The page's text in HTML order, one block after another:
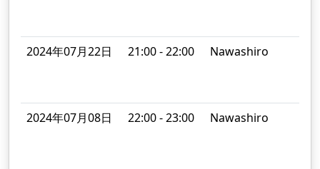
2024年07月22日 21:00 - 22:00 Nawashiro
2024年07月08日 22:00 - 23:00 Nawashiro